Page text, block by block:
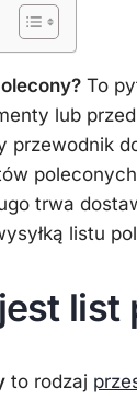
To
lub
przewodnik
trwa
listu
list
to rodzaj